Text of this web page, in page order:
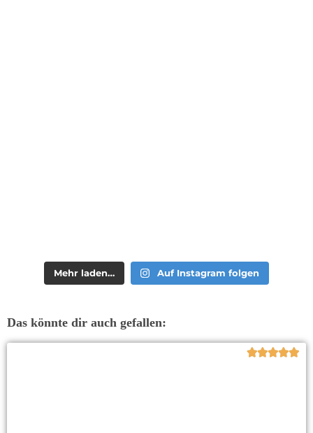
Mehr laden… Auf Instagram folgen
Das könnte dir auch gefallen:
